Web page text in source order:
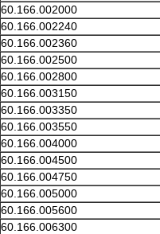
60.166.002000
60.166.002240
60.166.002360
60.166.002500
60.166.002800
60.166.003150
60.166.003350
60.166.003550
60.166.004000
60.166.004500
60.166.004750
60.166.005000
60.166.005600
60.166.006300